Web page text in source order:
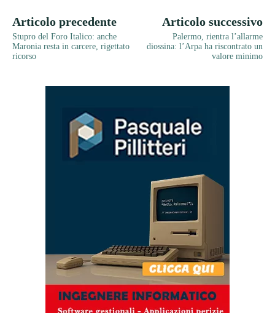
Articolo precedente
Stupro del Foro Italico: anche
Maronia resta in carcere, rigettato
ricorso
Articolo successivo
Palermo, rientra l’allarme
diossina: l’Arpa ha riscontrato un
valore minimo